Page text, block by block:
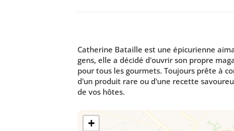
Catherine Bataille est une épicurienne
gens, elle a décidé d'ouvrir son propre
pour tous les gourmets. Toujours prête à
d'un produit rare ou d'une recette
de vos hôtes.
+